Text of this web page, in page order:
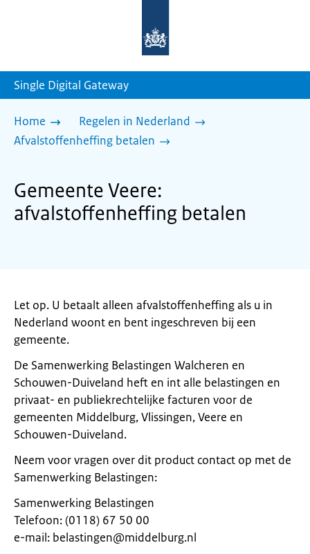
homepage
Single Digital Gateway
Home
Regelen in Nederland
Afvalstoffenheffing betalen
Gemeente Veere:
afvalstoffenheffing betalen
Let op. U betaalt alleen afvalstoffenheffing als u in
Nederland woont en bent ingeschreven bij een
gemeente.
De Samenwerking Belastingen Walcheren en
Schouwen-Duiveland heft en int alle belastingen en
privaat- en publiekrechtelijke facturen voor de
gemeenten Middelburg, Vlissingen, Veere en
Schouwen-Duiveland.
Neem voor vragen over dit product contact op met de
Samenwerking Belastingen:
Samenwerking Belastingen
Telefoon: (0118) 67 50 00
e-mail: belastingen@middelburg.nl